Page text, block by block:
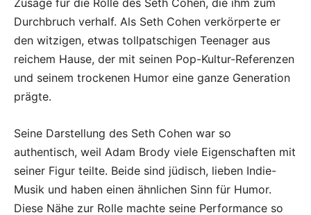
Zusage für die Rolle des Seth Cohen, die ihm zum
Durchbruch verhalf. Als Seth Cohen verkörperte er
den witzigen, etwas tollpatschigen Teenager aus
reichem Hause, der mit seinen Pop-Kultur-Referenzen
und seinem trockenen Humor eine ganze Generation
prägte.
Seine Darstellung des Seth Cohen war so
authentisch, weil Adam Brody viele Eigenschaften mit
seiner Figur teilte. Beide sind jüdisch, lieben Indie-
Musik und haben einen ähnlichen Sinn für Humor.
Diese Nähe zur Rolle machte seine Performance so